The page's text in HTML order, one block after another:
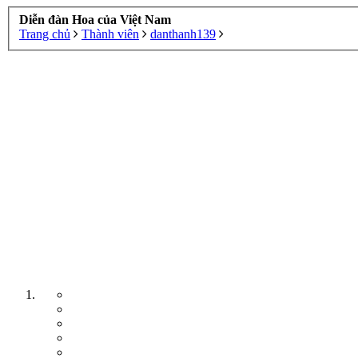
Diễn đàn Hoa của Việt Nam
Trang chủ
Thành viên danthanh139